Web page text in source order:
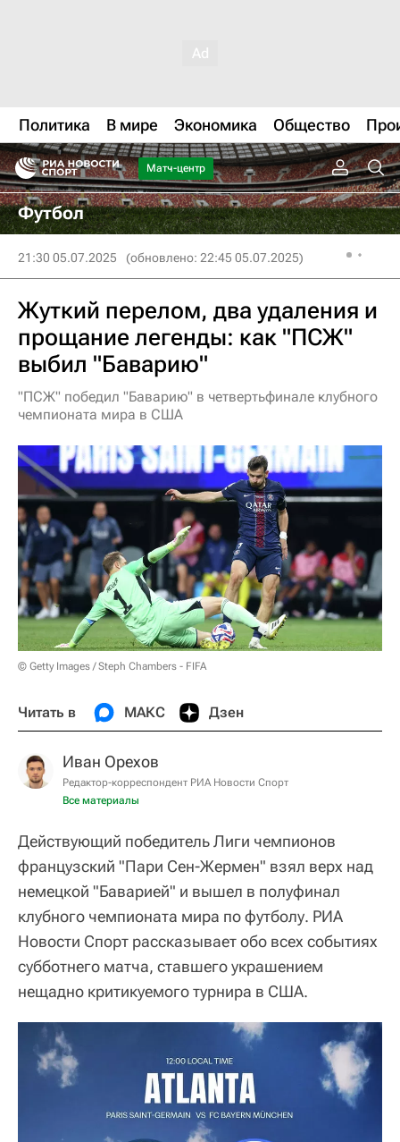
Политика В мире Экономика Общество
Матч-центр
Футбол
21:30 05.07.2025 (обновлено: 22:45 05.07.2025)
Жуткий перелом, два удаления и
прощание легенды: как "ПСЖ"
выбил "Баварию"
"ПСЖ" победил "Баварию" в четвертьфинале клубного
чемпионата мира в США
© Getty Images / Steph Chambers - FIFA
Читать в МАКС Дзен
Иван Орехов
Редактор-корреспондент РИА Новости Спорт
Все материалы
Действующий победитель Лиги чемпионов
французский "Пари Сен-Жермен" взял верх над
немецкой "Баварией" и вышел в полуфинал
клубного чемпионата мира по футболу. РИА
Новости Спорт рассказывает обо всех событиях
субботнего матча, ставшего украшением
нещадно критикуемого турнира в США.